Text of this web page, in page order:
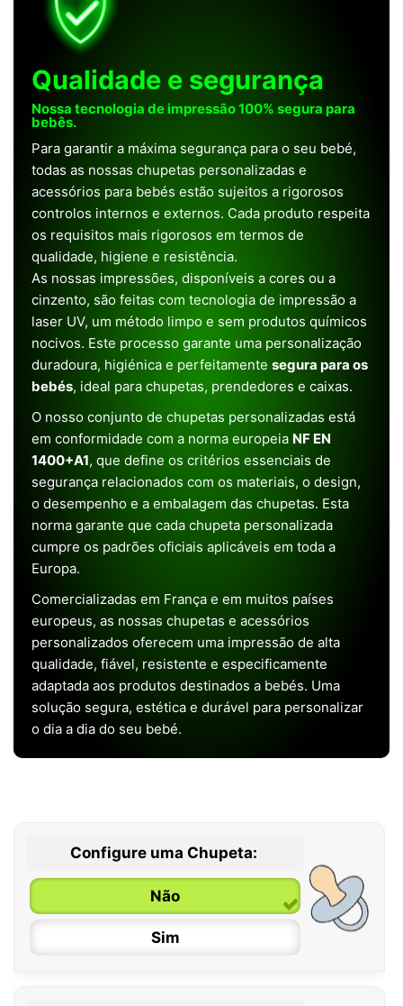
Qualidade e segurança
Nossa tecnologia de impressão 100% segura para
bebês.
Para garantir a máxima segurança para o seu bebé,
todas as nossas chupetas personalizadas e
acessórios para bebés estão sujeitos a rigorosos
controlos internos e externos. Cada produto respeita
os requisitos mais rigorosos em termos de
qualidade, higiene e resistência.
As nossas impressões, disponíveis a cores ou a
cinzento, são feitas com tecnologia de impressão a
laser UV, um método limpo e sem produtos químicos
nocivos. Este processo garante uma personalização
duradoura, higiénica e perfeitamente segura para os
bebés, ideal para chupetas, prendedores e caixas.
O nosso conjunto de chupetas personalizadas está
em conformidade com a norma europeia NF EN
1400+A1, que define os critérios essenciais de
segurança relacionados com os materiais, o design,
o desempenho e a embalagem das chupetas. Esta
norma garante que cada chupeta personalizada
cumpre os padrões oficiais aplicáveis em toda a
Europa.
Comercializadas em França e em muitos países
europeus, as nossas chupetas e acessórios
personalizados oferecem uma impressão de alta
qualidade, fiável, resistente e especificamente
adaptada aos produtos destinados a bebés. Uma
solução segura, estética e durável para personalizar
o dia a dia do seu bebé.
Configure uma Chupeta:
Não
Sim